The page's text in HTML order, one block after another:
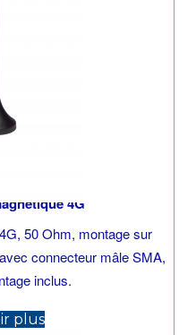
4G
50 Ohm, montage sur
connecteur mâle SMA,
inclus.
plus(opens in new tab)